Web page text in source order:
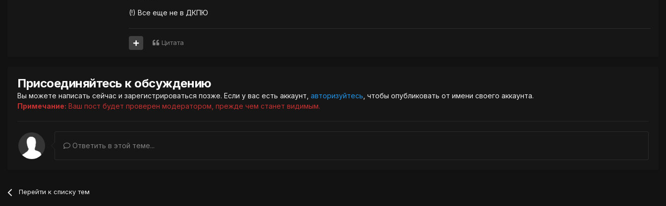
(!) Все еще не в ДКПЮ
Цитата
Присоединяйтесь к обсуждению
Вы можете написать сейчас и зарегистрироваться позже. Если у вас есть аккаунт, авторизуйтесь , чтобы опубликовать от имени своего аккаунта.
Примечание: Ваш пост будет проверен модератором, прежде чем станет видимым.
Ответить в этой теме...
Перейти к списку тем